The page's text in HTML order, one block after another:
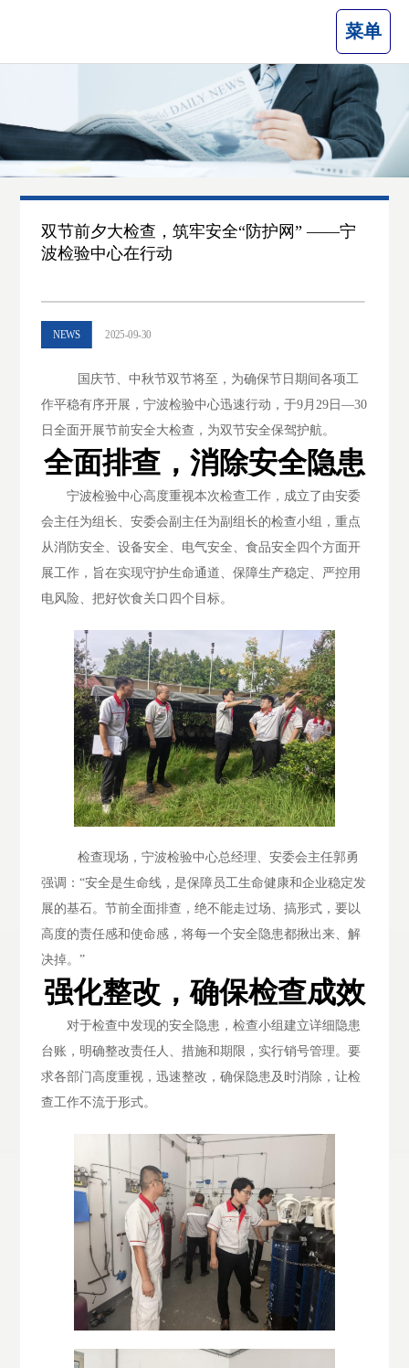
菜单
双节前夕大检查，筑牢安全“防护网” ——宁
波检验中心在行动
NEWS 2025-09-30
国庆节、中秋节双节将至，为确保节日期间各项工
作平稳有序开展，宁波检验中心迅速行动，于9月29日—30
日全面开展节前安全大检查，为双节安全保驾护航。
全面排查，消除安全隐患
宁波检验中心高度重视本次检查工作，成立了由安委
会主任为组长、安委会副主任为副组长的检查小组，重点
从消防安全、设备安全、电气安全、食品安全四个方面开
展工作，旨在实现守护生命通道、保障生产稳定、严控用
电风险、把好饮食关口四个目标。
检查现场，宁波检验中心总经理、安委会主任郭勇
强调： “安全是生命线，是保障员工生命健康和企业稳定发
展的基石。节前全面排查，绝不能走过场、搞形式，要以
高度的责任感和使命感，将每一个安全隐患都揪出来、解
决掉。”
强化整改，确保检查成效
对于检查中发现的安全隐患，检查小组建立详细隐患
台账，明确整改责任人、措施和期限，实行销号管理。要
求各部门高度重视，迅速整改，确保隐患及时消除，让检
查工作不流于形式。